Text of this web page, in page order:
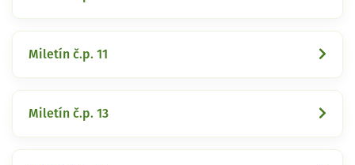
Miletín č.p. 11
Miletín č.p. 13